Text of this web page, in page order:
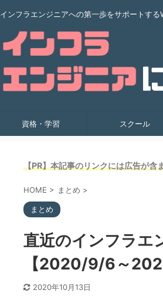
インフラエンジニアへの第一歩をサポートする
資格・学習 スクール
【PR】本記事のリンクには広告が含
HOME > まとめ >
まとめ
直近のインフラエ
【2020/9/6～
2020年10月13日